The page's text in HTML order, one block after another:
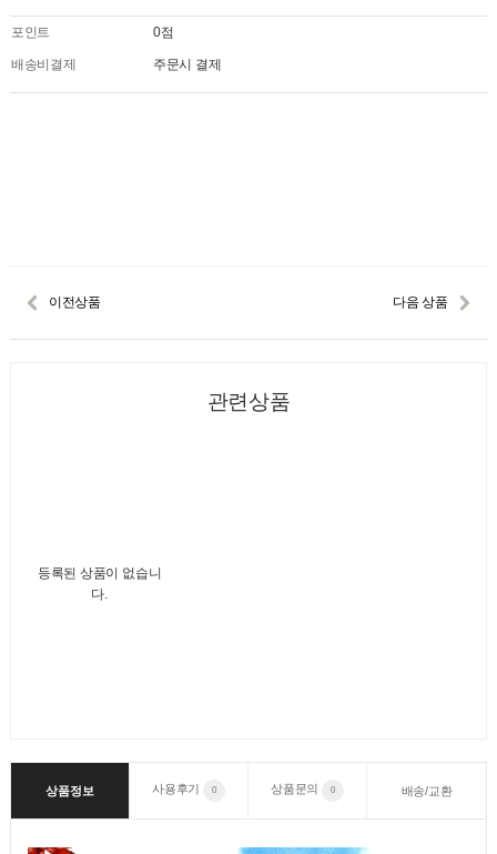
포인트 0점
배송비결제 주문시 결제
이전상품 다음 상품
관련상품
등록된 상품이 없습니
다.
상품정보 사용후기 0 상품문의 0 배송/교환